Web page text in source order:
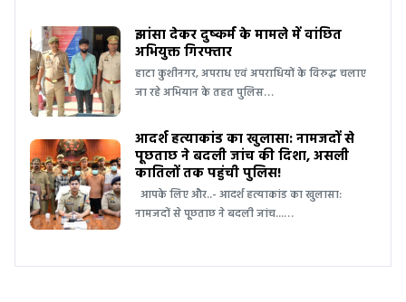
झांसा देकर दुष्कर्म के मामले में वांछित
अभियुक्त गिरफ्तार
हाटा कुशीनगर, अपराध एवं अपराधियों के विरुद्ध चलाए
जा रहे अभियान के तहत पुलिस…
आदर्श हत्याकांड का खुलासा: नामजदों से
पूछताछ ने बदली जांच की दिशा, असली
कातिलों तक पहुंची पुलिस!
आपके लिए और..- आदर्श हत्याकांड का खुलासा:
नामजदों से पूछताछ ने बदली जांच...…